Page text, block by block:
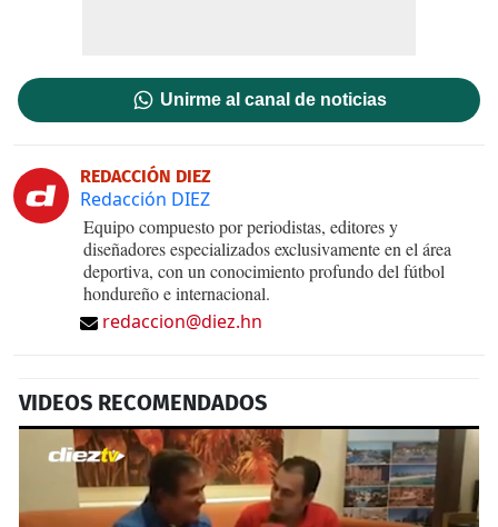
Unirme al canal de noticias
REDACCIÓN DIEZ
Redacción DIEZ
Equipo compuesto por periodistas, editores y
diseñadores especializados exclusivamente en el área
deportiva, con un conocimiento profundo del fútbol
hondureño e internacional.
redaccion@diez.hn
VIDEOS RECOMENDADOS